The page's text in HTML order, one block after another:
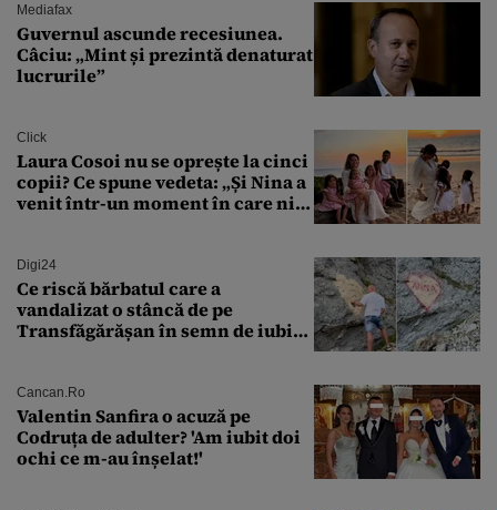
Mediafax
Guvernul ascunde recesiunea.
Câciu: „Mint și prezintă denaturat
lucrurile”
Click
Laura Cosoi nu se oprește la cinci
copii? Ce spune vedeta: „Și Nina a
venit într-un moment în care nici
Digi24
Ce riscă bărbatul care a
vandalizat o stâncă de pe
Transfăgărășan în semn de iubire
Cancan.ro
Valentin Sanfira o acuză pe
Codruța de adulter? 'Am iubit doi
ochi ce m-au înșelat!'